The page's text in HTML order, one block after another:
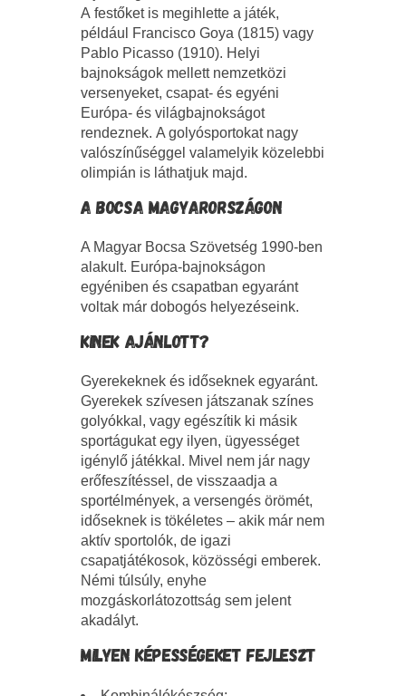
A festőket is megihlette a játék,
például Francisco Goya (1815) vagy
Pablo Picasso (1910). Helyi
bajnokságok mellett nemzetközi
versenyeket, csapat- és egyéni
Európa- és világbajnok­ságot
rendeznek. A golyósportokat nagy
valószínűséggel valamelyik közelebbi
olimpián is láthatjuk majd.
A BOCSA MAGYARORSZÁGON
A Magyar Bocsa Szövetség 1990-ben
alakult. Európa-bajnokságon
egyéniben és csapatban egyaránt
voltak már dobogós helyezéseink.
KINEK AJÁNLOTT?
Gyerekeknek és időseknek egyaránt.
Gyerekek szívesen játszanak színes
golyókkal, vagy egészítik ki másik
sportágukat egy ilyen, ügyességet
igénylő játékkal. Mivel nem jár nagy
erőfeszítéssel, de visszaadja a
sportélmények, a versengés örömét,
időseknek is tökéletes – akik már nem
aktív sportolók, de igazi
csapatjátékosok, közösségi emberek.
Némi túlsúly, enyhe
mozgáskorlátozottság sem jelent
akadályt.
MILYEN KÉPESSÉGEKET FEJLESZT